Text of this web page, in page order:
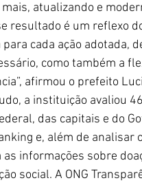
atualizando e
resultado é um reflexo
cada ação adotada,
como também a
afirmou o prefeito
a instituição avaliou
das capitais e do
e, além de
informações sobre
social. A ONG